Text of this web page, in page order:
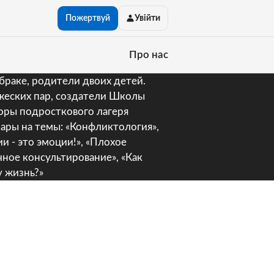
Пожертвуй Увійти
Про нас
родители двоих детей.
пар, создатели Школы
подросткового лагеря
на темы: «Конфликтология»,
- это эмоции!», «Плохое
консультирование», «Как
жизнь?»